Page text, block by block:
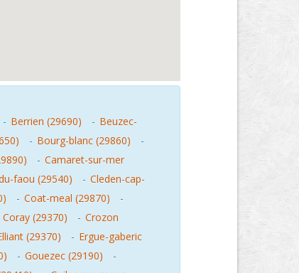
- Berrien (29690) - Beuzec-
- Bourg-blanc (29860)
-
- Camaret-sur-mer
faou (29540) - Cleden-cap-
- Coat-meal (29870)
-
Coray (29370) - Crozon
(29370) - Ergue-gaberic
- Gouezec (29190)
-